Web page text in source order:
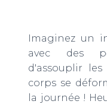
Imaginez un
avec des
d'assouplir
corps se
la journée !